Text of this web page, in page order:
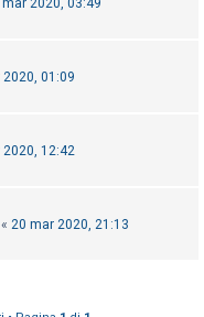
2020, 03:49
01:09
12:42
« 20 mar 2020, 21:13